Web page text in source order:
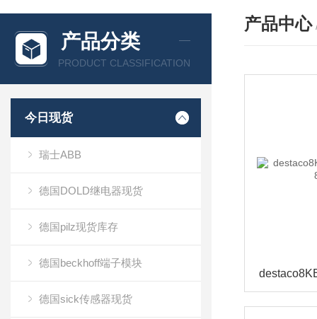
产品分类
PRODUCT CLASSIFICATION
今日现货
瑞士ABB
德国DOLD继电器现货
德国pilz现货库存
德国beckhoff端子模块
德国sick传感器现货
产品中心